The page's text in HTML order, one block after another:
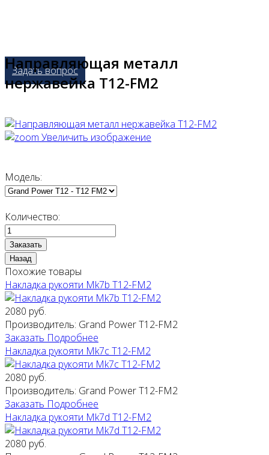
Задать вопрос
Направляющая металл
нержавейка T12-FM2
Увеличить изображение
Модель:
Количество:
Похожие товары
Накладка рукояти Mk7b T12-FM2
2080 руб.
Производитель: Grand Power T12-FM2
Заказать Подробнее
Накладка рукояти Mk7c T12-FM2
2080 руб.
Производитель: Grand Power T12-FM2
Заказать Подробнее
Накладка рукояти Mk7d T12-FM2
2080 руб.